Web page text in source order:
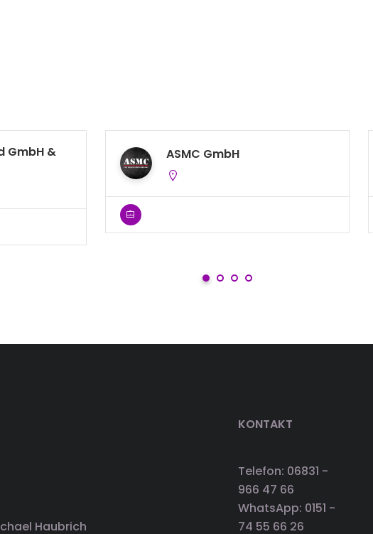
GmbH &
ASMC GmbH
Haubrich
KONTAKT
Telefon: 06831 -
966 47 66
WhatsApp: 0151 -
74 55 66 26